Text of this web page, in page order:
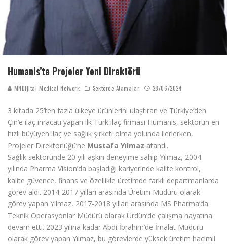
Humanis’te Projeler Yeni Direktörü
MNDijital Medical Network Sektörde Atamalar 28/06/2024
3 kıtada 25’ten fazla ülkeye ürünlerini ulaştıran ve Türkiye’den
Çin’e ilaç ihracatı yapan ilk Türk ilaç firması Humanis, sektörün en
hızlı büyüyen ilaç ve sağlık şirketi olma yolunda ilerlerken,
Projeler Direktörlüğü’ne Mustafa Yılmaz atandı.
Sağlık sektöründe 20 yılı aşkın deneyime sahip Yılmaz, 2004
yılında Pharma Vision’da başladığı kariyerinde kalite kontrol,
kalite güvence, finans ve özellikle üretimde farklı departmanlarda
görev aldı. 2014-2017 yılları arasında Üretim Müdürü olarak
görev yapan Yılmaz, 2017-2018 yılları arasında MS Pharma’da
Teknik Operasyonlar Müdürü olarak Ürdün’de çalışma hayatına
devam etti. 2023 yılına kadar Abdi İbrahim’de İmalat Müdürü
olarak görev yapan Yılmaz, bu görevlerde yüksek üretim hacimli